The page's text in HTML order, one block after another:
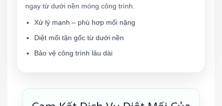
ngay từ dưới nền móng công trình.
Xử lý mạnh – phù hợp mối nặng
Diệt mối tận gốc từ dưới nền
Bảo vệ công trình lâu dài